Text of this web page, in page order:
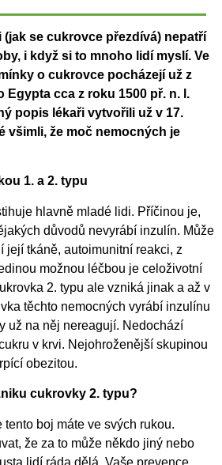
(jak se cukrovce přezdívá) nepatří
i když si to mnoho lidí myslí. Ve
o cukrovce pocházejí už z
Egypta cca z roku 1500 př. n. l.
popis lékaři vytvořili už v 17.
všimli, že moč nemocných je
1. a 2. typu
hlavně mladé lidi. Příčinou je,
důvodů nevyrábí inzulín. Může
její tkáně, autoimunitní reakci, z
možnou léčbou je celoživotní
2. typu ale vzniká jinak a až v
těchto nemocných vyrábí inzulínu
už na něj nereagují. Nedochází
v krvi. Nejohroženější skupinou
obezitou.
cukrovky 2. typu?
tento boj máte ve svých rukou.
že za to může někdo jiný nebo
lidí ráda dělá. Vaše prevence